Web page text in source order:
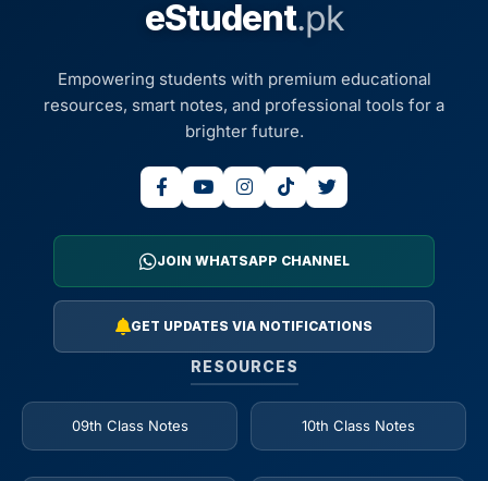
eStudent.pk
Empowering students with premium educational
resources, smart notes, and professional tools for a
brighter future.
JOIN WHATSAPP CHANNEL
GET UPDATES VIA NOTIFICATIONS
RESOURCES
09th Class Notes 10th Class Notes